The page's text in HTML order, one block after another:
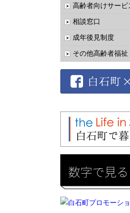
高齢者向けサービ
相談窓口
成年後見制度
その他高齢者福祉